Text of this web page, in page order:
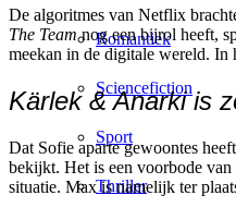
Romantiek
Sciencefiction
Sport
Thriller
De algoritmes van Netflix
The Teamnog een bijrol heeft,
meekan in de digitale wereld. In
Kärlek & Anarki is
Dat Sofie aparte gewoontes
bekijkt. Het is een voorbode van
situatie. Max is namelijk ter